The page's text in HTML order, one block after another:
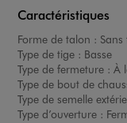
Caractéristiques
Forme de talon :
Type de tige : Basse
Type de fermeture : À
Type de bout de
Type de semelle
Type d’ouverture :